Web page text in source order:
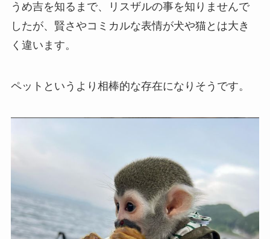
うめ吉を知るまで、リスザルの事を知りませんで
したが、賢さやコミカルな表情が犬や猫とは大き
く違います。
ペットというより相棒的な存在になりそうです。